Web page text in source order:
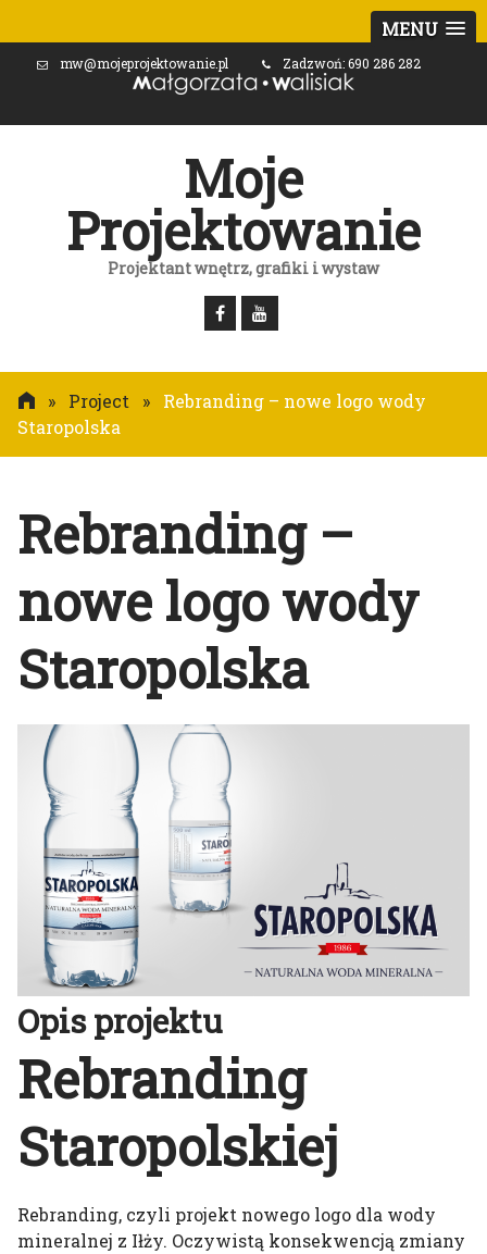
MENU
mw@mojeprojektowanie.pl Zadzwoń: 690 286 282
Moje
Projektowanie
Projektant wnętrz, grafiki i wystaw
» Project »
Rebranding – nowe logo wody
Staropolska
Rebranding –
nowe logo wody
Staropolska
Opis projektu
Rebranding
Staropolskiej
Rebranding, czyli projekt nowego logo dla wody
mineralnej z Iłży. Oczywistą konsekwencją zmiany